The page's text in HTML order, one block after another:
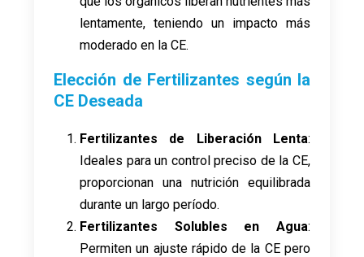
lentamente, teniendo un impacto más
moderado en la CE.
Elección de Fertilizantes según la
CE Deseada
Fertilizantes de Liberación Lenta:
Ideales para un control preciso de la CE,
proporcionan una nutrición equilibrada
durante un largo período.
Fertilizantes Solubles en Agua:
Permiten un ajuste rápido de la CE pero